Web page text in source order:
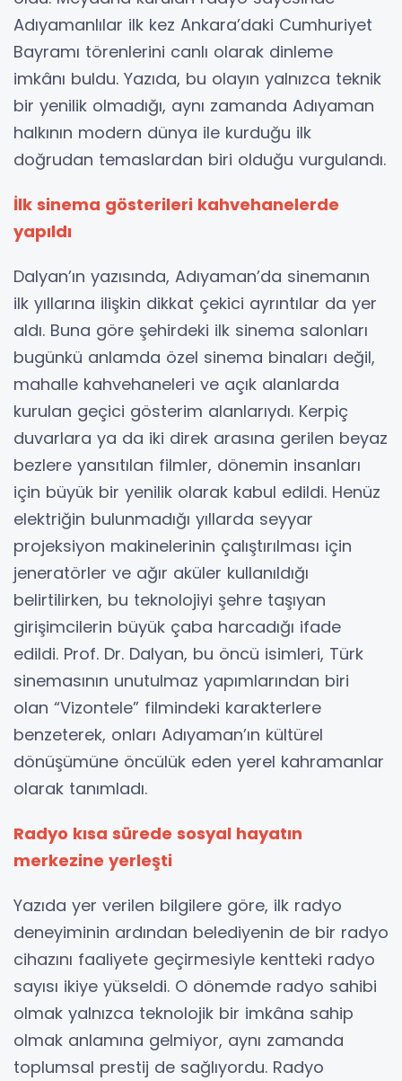
Adıyamanlılar ilk kez Ankara’daki Cumhuriyet
Bayramı törenlerini canlı olarak dinleme
imkânı buldu. Yazıda, bu olayın yalnızca teknik
bir yenilik olmadığı, aynı zamanda Adıyaman
halkının modern dünya ile kurduğu ilk
doğrudan temaslardan biri olduğu vurgulandı.
İlk sinema gösterileri kahvehanelerde
yapıldı
Dalyan’ın yazısında, Adıyaman’da sinemanın
ilk yıllarına ilişkin dikkat çekici ayrıntılar da yer
aldı. Buna göre şehirdeki ilk sinema salonları
bugünkü anlamda özel sinema binaları değil,
mahalle kahvehaneleri ve açık alanlarda
kurulan geçici gösterim alanlarıydı. Kerpiç
duvarlara ya da iki direk arasına gerilen beyaz
bezlere yansıtılan filmler, dönemin insanları
için büyük bir yenilik olarak kabul edildi. Henüz
elektriğin bulunmadığı yıllarda seyyar
projeksiyon makinelerinin çalıştırılması için
jeneratörler ve ağır aküler kullanıldığı
belirtilirken, bu teknolojiyi şehre taşıyan
girişimcilerin büyük çaba harcadığı ifade
edildi. Prof. Dr. Dalyan, bu öncü isimleri, Türk
sinemasının unutulmaz yapımlarından biri
olan “Vizontele” filmindeki karakterlere
benzeterek, onları Adıyaman’ın kültürel
dönüşümüne öncülük eden yerel kahramanlar
olarak tanımladı.
Radyo kısa sürede sosyal hayatın
merkezine yerleşti
Yazıda yer verilen bilgilere göre, ilk radyo
deneyiminin ardından belediyenin de bir radyo
cihazını faaliyete geçirmesiyle kentteki radyo
sayısı ikiye yükseldi. O dönemde radyo sahibi
olmak yalnızca teknolojik bir imkâna sahip
olmak anlamına gelmiyor, aynı zamanda
toplumsal prestij de sağlıyordu. Radyo